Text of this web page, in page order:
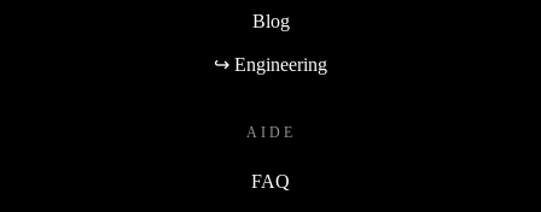
Blog
↪ Engineering
AIDE
FAQ